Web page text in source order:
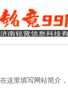
在这里填写网站简介